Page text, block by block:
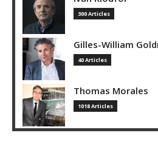
300 Articles
Gilles-William
40 Articles
Thomas Morales
1018 Articles